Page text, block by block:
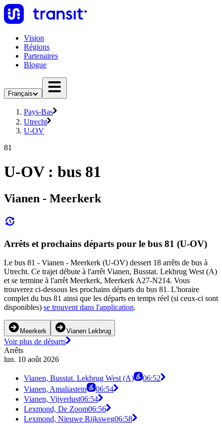
Vision
Régions
Partenaires
Blogue
Français
Pays-Bas
Utrecht
U-OV
81
U-OV : bus 81
Vianen - Meerkerk
Arrêts et prochains départs pour le bus 81 (U-OV)
Le bus 81 - Vianen - Meerkerk (U-OV) dessert 18 arrêts de bus à
Utrecht. Ce trajet débute à l'arrêt Vianen, Busstat. Lekbrug West (A)
et se termine à l'arrêt Meerkerk, Meerkerk A27-N214. Vous
trouverez ci-dessous les prochains départs du bus 81. L'horaire
complet du bus 81 ainsi que les départs en temps réel (si ceux-ci sont
disponibles) se trouvent dans l'application.
Meerkerk Vianen Lekbrug
Voir plus de départs
Arrêts
lun. 10 août 2026
Vianen, Busstat. Lekbrug West (A)
06:52
Vianen, Amaliastein
06:54
Vianen, Vijverlust06:54
Lexmond, De Zoom06:56
Lexmond, Nieuwe Rijksweg06:58